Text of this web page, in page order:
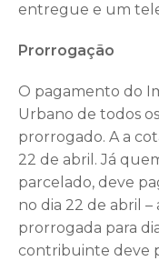
entregue e um
Prorrogação
O pagamento do
Urbano de todos
prorrogado. A a
22 de abril. Já
parcelado, deve
no dia 22 de abril
prorrogada para
contribuinte deve